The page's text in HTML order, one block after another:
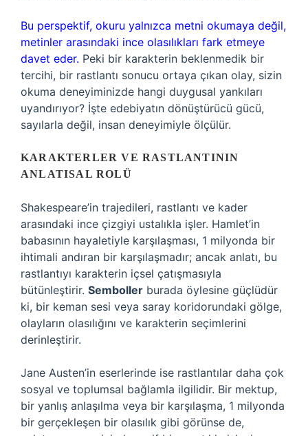
Bu perspektif, okuru yalnızca metni okumaya değil,
metinler arasındaki ince olasılıkları fark etmeye
davet eder. Peki bir karakterin beklenmedik bir
tercihi, bir rastlantı sonucu ortaya çıkan olay, sizin
okuma deneyiminizde hangi duygusal yankıları
uyandırıyor? İşte edebiyatın dönüştürücü gücü,
sayılarla değil, insan deneyimiyle ölçülür.
KARAKTERLER VE RASTLANTININ
ANLATISAL ROLÜ
Shakespeare’in trajedileri, rastlantı ve kader
arasındaki ince çizgiyi ustalıkla işler. Hamlet’in
babasının hayaletiyle karşılaşması, 1 milyonda bir
ihtimali andıran bir karşılaşmadır; ancak anlatı, bu
rastlantıyı karakterin içsel çatışmasıyla
bütünleştirir. Semboller burada öylesine güçlüdür
ki, bir keman sesi veya saray koridorundaki gölge,
olayların olasılığını ve karakterin seçimlerini
derinleştirir.
Jane Austen’in eserlerinde ise rastlantılar daha çok
sosyal ve toplumsal bağlamla ilgilidir. Bir mektup,
bir yanlış anlaşılma veya bir karşılaşma, 1 milyonda
bir gerçekleşen bir olasılık gibi görünse de,